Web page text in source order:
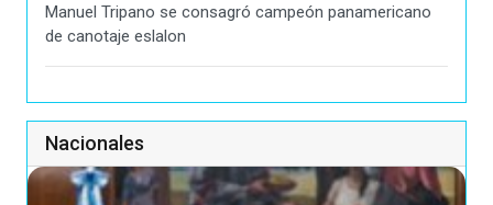
Manuel Tripano se consagró campeón panamericano
de canotaje eslalon
Nacionales